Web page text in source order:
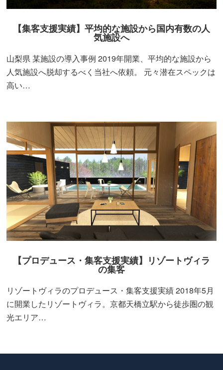
【集客支援実績】平均的な施設から国内有数の人
気施設へ
山梨県 某施設の導入事例 2019年開業、平均的な施設から
人気施設へ脱却するべく当社へ依頼。 元々潜在スペックは
高い…
【プロデュース・集客支援実績】リゾートヴィラ
の集客
リゾートヴィラのプロデュース・集客支援実績 2018年5月
に開業したリゾートヴィラ。京都天橋立駅から徒歩圏の観
光エリア…